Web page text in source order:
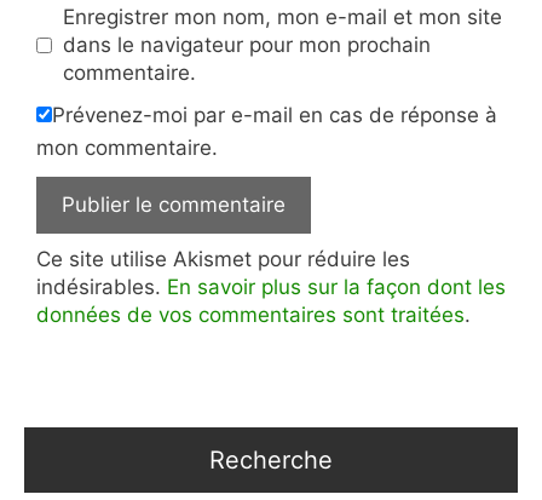
Enregistrer mon nom, mon e-mail et mon site
dans le navigateur pour mon prochain
commentaire.
Prévenez-moi par e-mail en cas de réponse à
mon commentaire.
Ce site utilise Akismet pour réduire les
indésirables. En savoir plus sur la façon dont les
données de vos commentaires sont traitées.
Recherche